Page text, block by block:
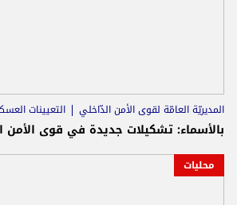
المديريّة العامّة لقوى الأمن الدّاخلي التعيينات
بالأسماء: تشكيلات جديدة في قوى الأمن
محليات